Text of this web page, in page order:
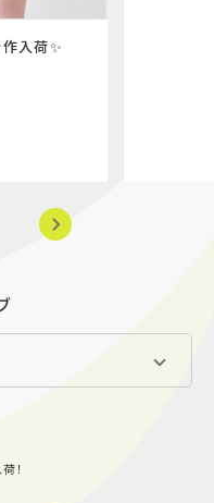
入荷✨
！